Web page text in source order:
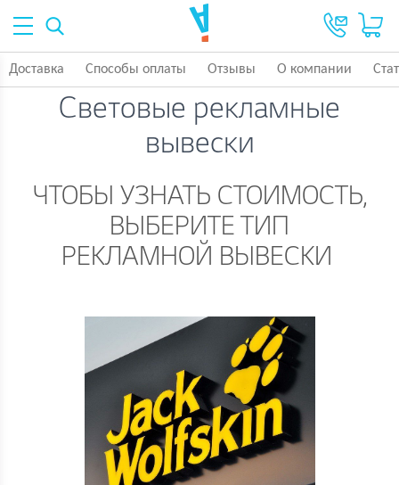
Доставка Способы оплаты Отзывы О компании
Световые рекламные
вывески
ЧТОБЫ УЗНАТЬ СТОИМОСТЬ,
ВЫБЕРИТЕ ТИП
РЕКЛАМНОЙ ВЫВЕСКИ